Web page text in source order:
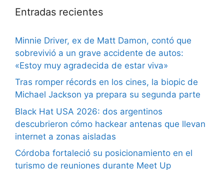
Entradas recientes
Minnie Driver, ex de Matt Damon, contó que
sobrevivió a un grave accidente de autos:
«Estoy muy agradecida de estar viva»
Tras romper récords en los cines, la biopic de
Michael Jackson ya prepara su segunda parte
Black Hat USA 2026: dos argentinos
descubrieron cómo hackear antenas que llevan
internet a zonas aisladas
Córdoba fortaleció su posicionamiento en el
turismo de reuniones durante Meet Up